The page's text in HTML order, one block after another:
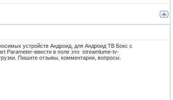
устройств Андроид, для Андроид ТВ Бокс с
Parameter-ввести в поле это streamlume-tv-
Пишите отзывы, комментарии, вопросы.